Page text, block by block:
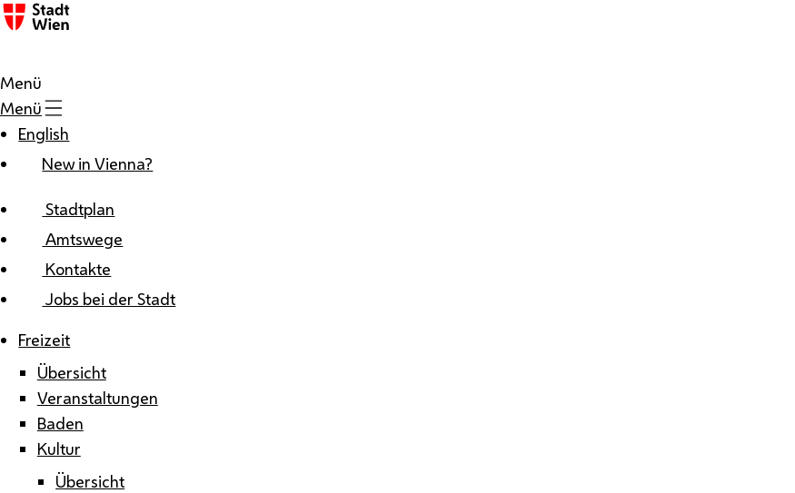
Zum Inhalt
Menü
Menü
English
New in Vienna?
Stadtplan
Amtswege
Kontakte
Jobs bei der Stadt
Freizeit
Übersicht
Veranstaltungen
Baden
Kultur
Übersicht